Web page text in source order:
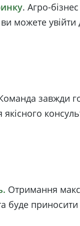
. Агро-
ви можете
завжди
Отримання
буде